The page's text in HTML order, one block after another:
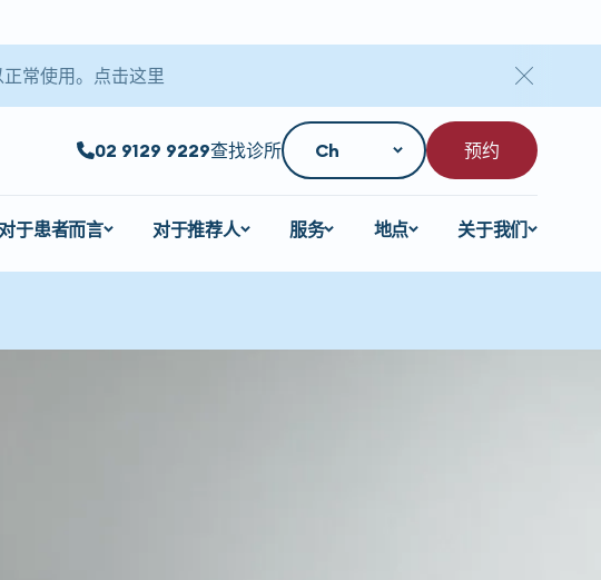
02 9129 9229查找诊所 预约
对于患者而言 对于推荐人 服务 地点 关于我们
常使用。 点击这里